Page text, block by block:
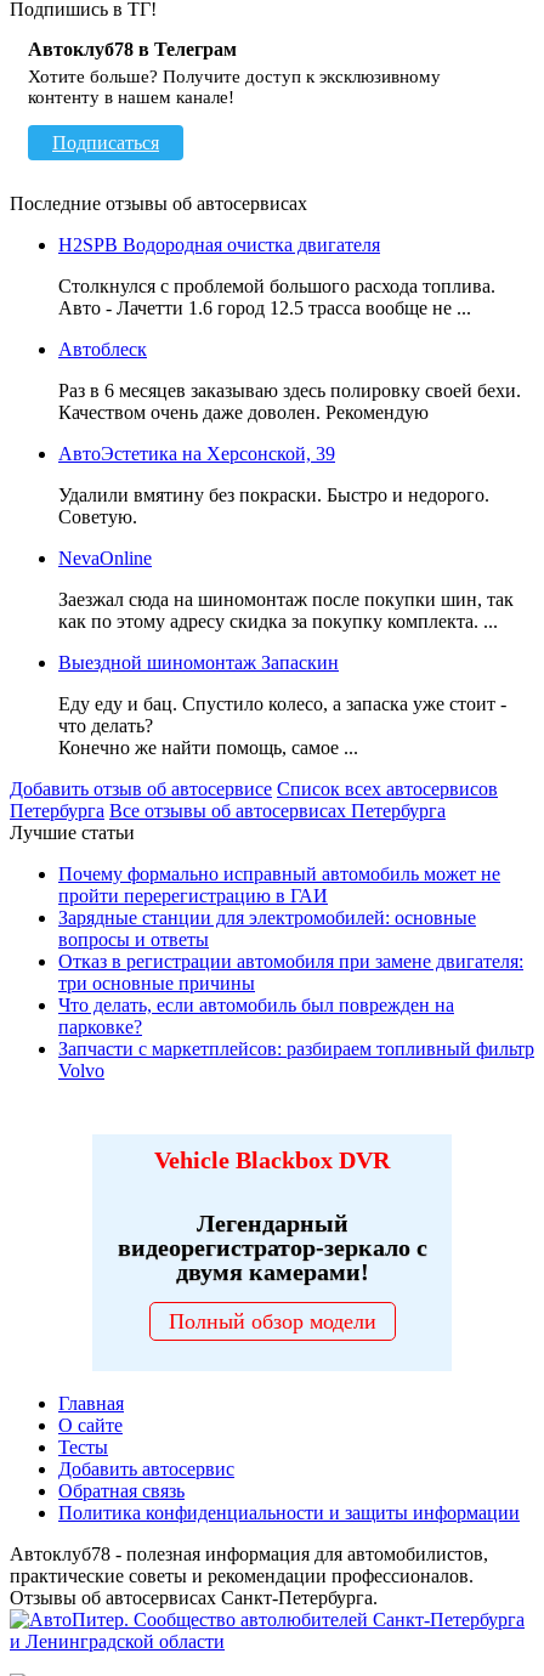
Подпишись в ТГ!
Автоклуб78 в Телеграм
Хотите больше? Получите доступ к эксклюзивному
контенту в нашем канале!
Подписаться
Последние отзывы об автосервисах
H2SPB Водородная очистка двигателя
Столкнулся с проблемой большого расхода топлива.
Авто - Лачетти 1.6 город 12.5 трасса вообще не ...
Автоблеск
Раз в 6 месяцев заказываю здесь полировку своей бехи.
Качеством очень даже доволен. Рекомендую
АвтоЭстетика на Херсонской, 39
Удалили вмятину без покраски. Быстро и недорого.
Советую.
NevaOnline
Заезжал сюда на шиномонтаж после покупки шин, так
как по этому адресу скидка за покупку комплекта. ...
Выездной шиномонтаж Запаскин
Еду еду и бац. Спустило колесо, а запаска уже стоит -
что делать?
Конечно же найти помощь, самое ...
Добавить отзыв об автосервисе Список всех автосервисов
Петербурга Все отзывы об автосервисах Петербурга
Лучшие статьи
Почему формально исправный автомобиль может не
пройти перерегистрацию в ГАИ
Зарядные станции для электромобилей: основные
вопросы и ответы
Отказ в регистрации автомобиля при замене двигателя:
три основные причины
Что делать, если автомобиль был поврежден на
парковке?
Запчасти с маркетплейсов: разбираем топливный фильтр
Volvo
Vehicle Blackbox DVR
Легендарный
видеорегистратор-зеркало с
двумя камерами!
Полный обзор модели
Главная
О сайте
Тесты
Добавить автосервис
Обратная связь
Политика конфиденциальности и защиты информации
Автоклуб78 - полезная информация для автомобилистов,
практические советы и рекомендации профессионалов.
Отзывы об автосервисах Санкт-Петербурга.